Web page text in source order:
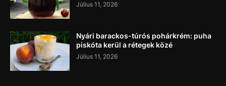
Július 11, 2026
Nyári barackos-túrós pohárkrém: puha
piskóta kerül a rétegek közé
Július 11, 2026